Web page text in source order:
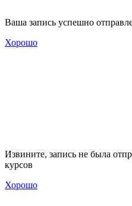
Ваша запись успешно
Хорошо
Извините, запись не была
курсов
Хорошо